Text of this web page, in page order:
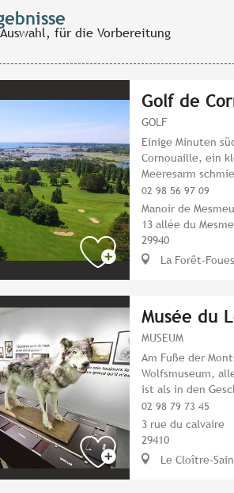
für die Vorbereitung
Golf de
GOLF
Einige Minuten
Cornouaille, ein
Meeresarm
02 98 56 97 09
Manoir de
13 allée du
29940
La Forêt-
Musée du
MUSEUM
Am Fuße der
Wolfsmuseum,
ist als in den
02 98 79 73 45
3 rue du calvaire
29410
Le Cloître-